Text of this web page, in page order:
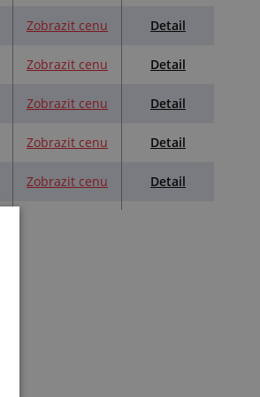
Zobrazit cenu Detail
Zobrazit cenu Detail
Zobrazit cenu Detail
Zobrazit cenu Detail
Zobrazit cenu Detail